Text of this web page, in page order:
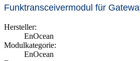
Funktransceivermodul für
Hersteller:
EnOcean
Modulkategorie:
EnOcean